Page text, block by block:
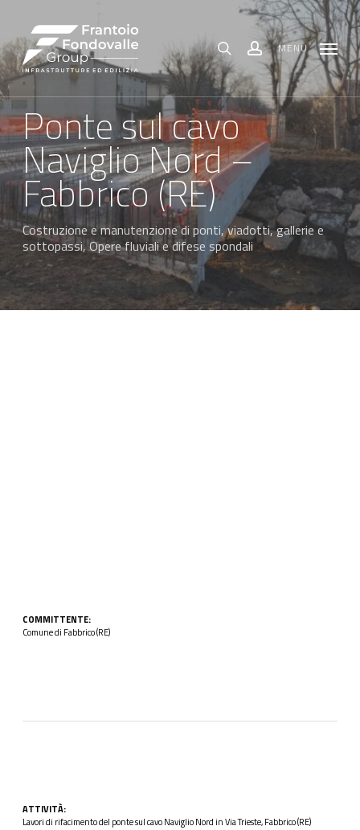
content
search accountMENU
Ponte sul cavo
Naviglio Nord –
Fabbrico (RE)
Costruzione e manutenzione di ponti, viadotti, gallerie e
sottopassi,Opere fluviali e difese spondali
COMMITTENTE:
Comune di Fabbrico (RE)
ATTIVITÀ:
Lavori di rifacimento del ponte sul cavo Naviglio Nord in Via Trieste, Fabbrico (RE)
Menu